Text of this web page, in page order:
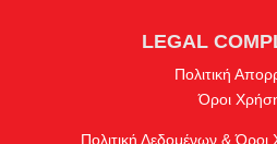
LEGAL
Πολιτική
Όροι
Πολιτική Δεδομένων & Όροι